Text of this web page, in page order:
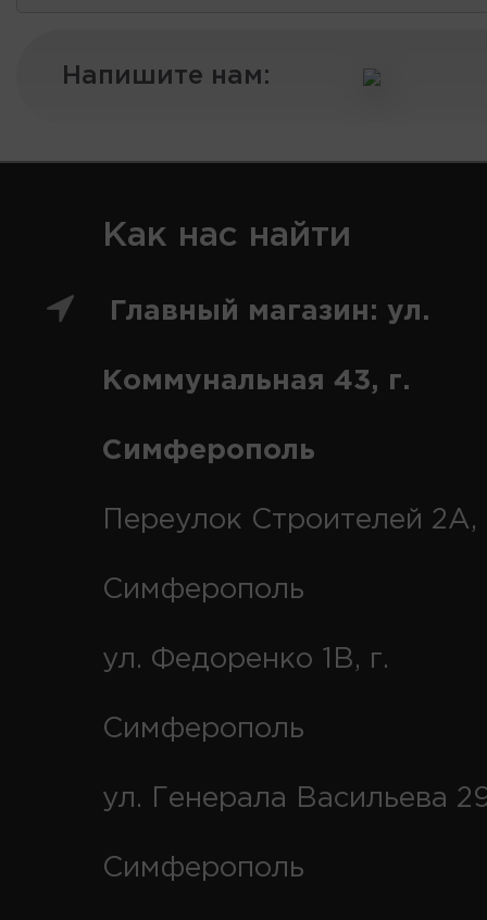
Напишите нам:
Как нас найти
Главный магазин: ул.
Коммунальная 43, г.
Симферополь
Переулок Строителей 2А,
Симферополь
ул. Федоренко 1В, г.
Симферополь
ул. Генерала Васильева
Симферополь